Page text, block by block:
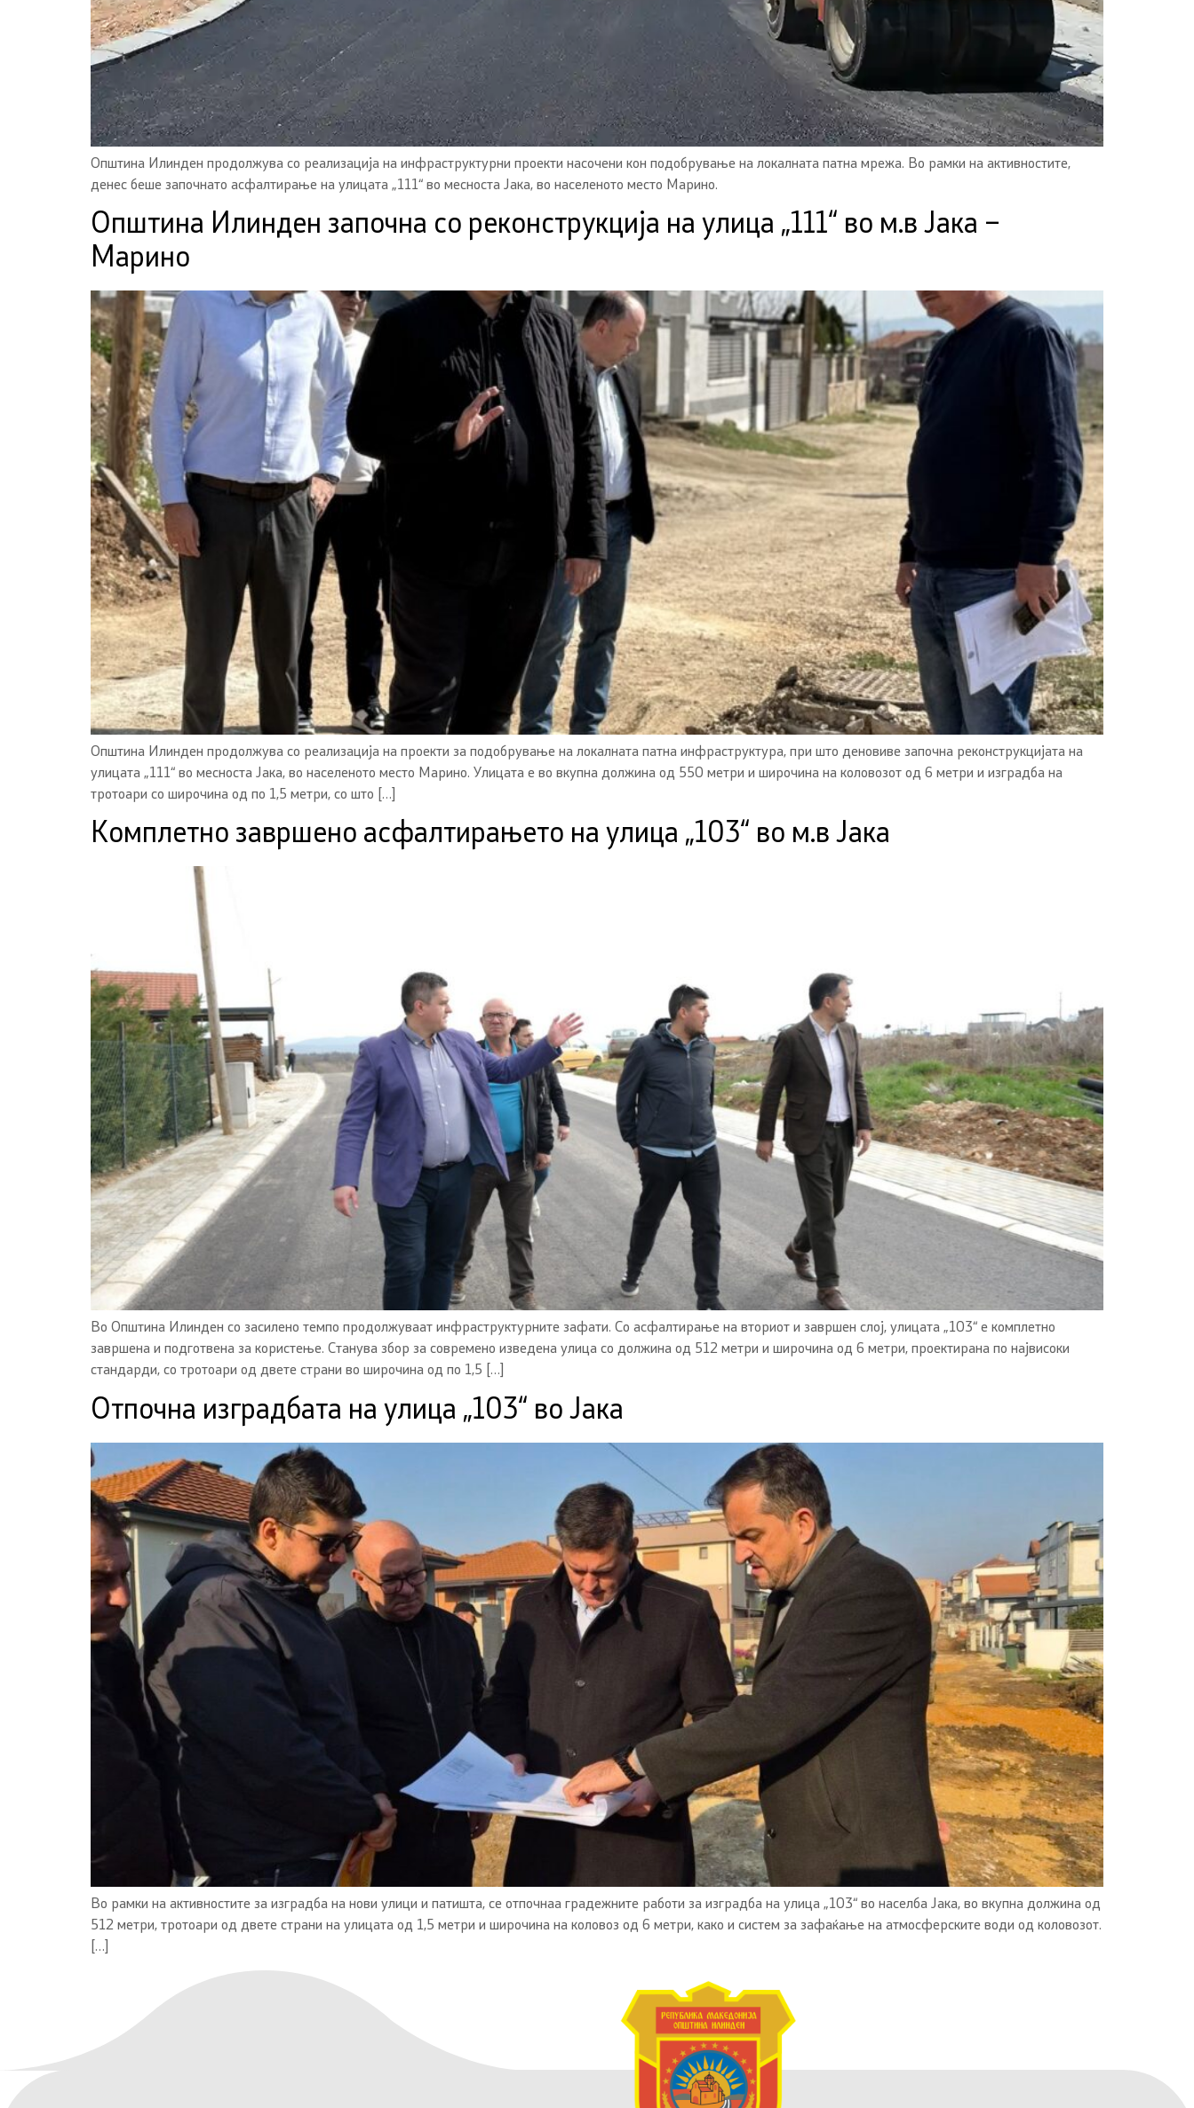
Општина Илинден продолжува со реализација на инфраструктурни проекти насочени кон подобрување на локалната патна мрежа. Во рамки на активностите,
денес беше започнато асфалтирање на улицата „111“ во месноста Јака, во населеното место Марино.
Општина Илинден започна со реконструкција на улица „111“ во м.в Јака –
Марино
Општина Илинден продолжува со реализација на проекти за подобрување на локалната патна инфраструктура, при што деновиве започна реконструкцијата на
улицата „111“ во месноста Јака, во населеното место Марино. Улицата е во вкупна должина од 550 метри и широчина на коловозот од 6 метри и изградба на
тротоари со широчина од по 1,5 метри, со што […]
Комплетно завршено асфалтирањето на улица „103“ во м.в Јака
Во Општина Илинден со засилено темпо продолжуваат инфраструктурните зафати. Со асфалтирање на вториот и завршен слој, улицата „103“ е комплетно
завршена и подготвена за користење. Станува збор за современо изведена улица со должина од 512 метри и широчина од 6 метри, проектирана по највисоки
стандарди, со тротоари од двете страни во широчина од по 1,5 […]
Отпочна изградбата на улица „103“ во Јака
Во рамки на активностите за изградба на нови улици и патишта, се отпочнаа градежните работи за изградба на улица „103“ во населба Јака, во вкупна должина од
512 метри, тротоари од двете страни на улицата од 1,5 метри и широчина на коловоз од 6 метри, како и систем за зафаќање на атмосферските води од коловозот.
[…]